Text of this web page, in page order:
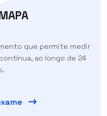
que permite medir
ao longo de 24